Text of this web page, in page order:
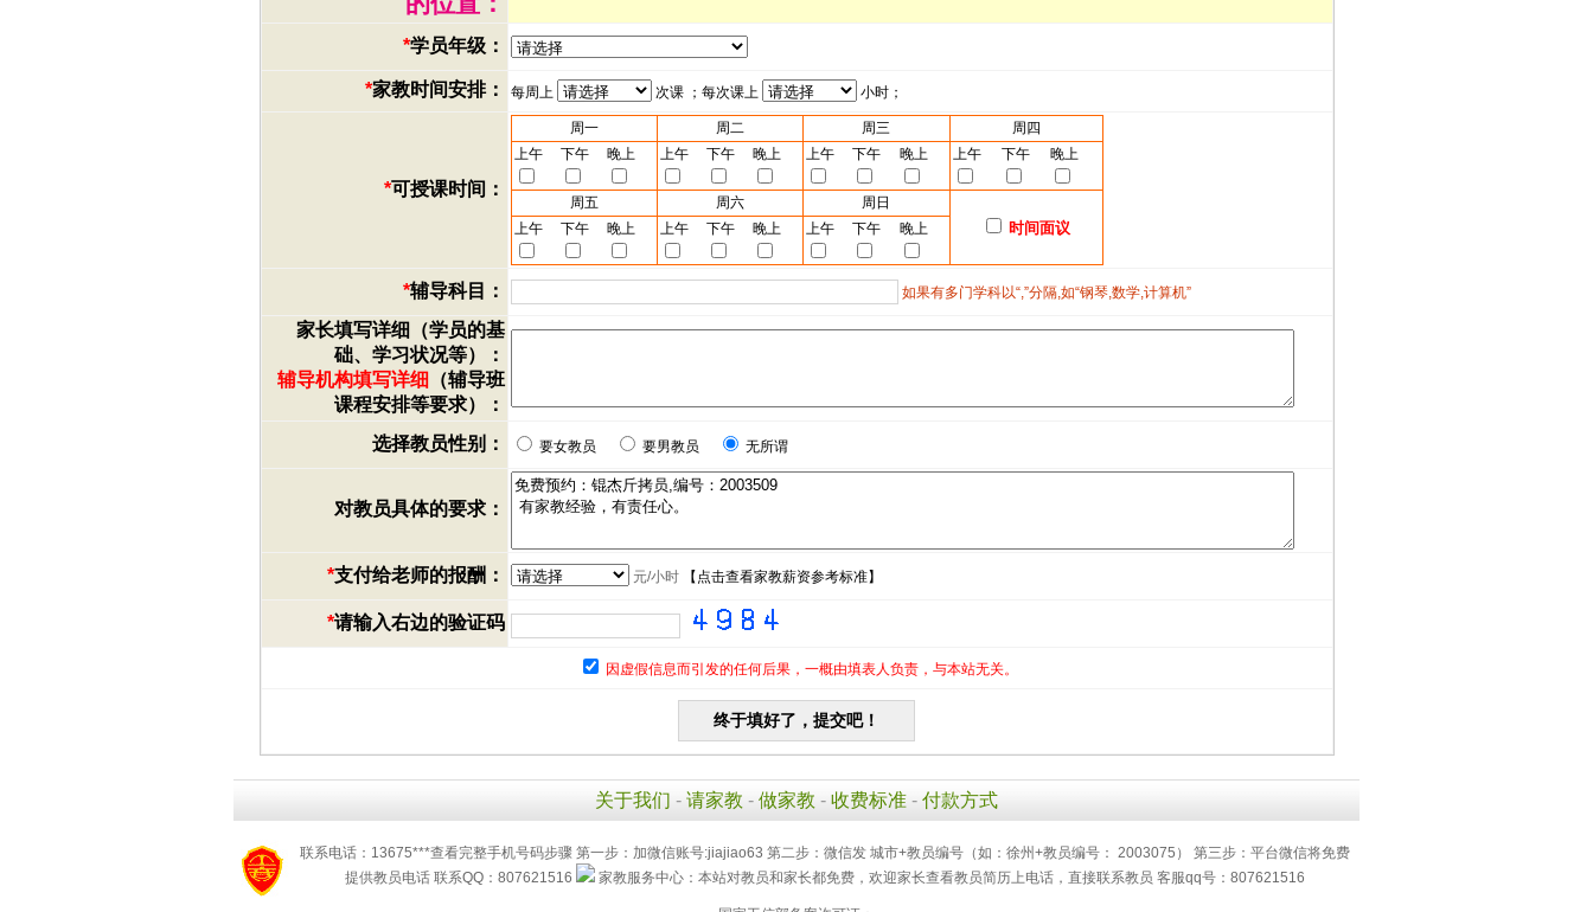
*学员年级：
*家教时间安排： 每周上 次课 ；每次课上 小时；
*可授课时间：
周一 周二 周三
周四
上午
下午 晚上 上午 下午 晚上 上午 下午 晚上 上午 下午 晚上
周五 周六 周日
时间面议
上午 下午 晚上 上午 下午 晚上 上午 下午 晚上
*辅导科目： 如果有多门学科以“,”分隔,如“钢琴,数学,计算机”
家长填写详细（学员的基
础、学习状况等）：
辅导机构填写详细 （辅导班
课程安排等要求）：
选择教员性别：
要女教员 要男教员 无所谓
对教员具体的要求：
*支付给老师的报酬： 元/小时【 点击查看家教薪资参考标准】
*请输入右边的验证码
因虚假信息而引发的任何后果，一概由填表人负责，与本站无关。
关于我们 - 请家教 - 做家教 - 收费标准 - 付款方式
联系电话：13675***查看完整手机号码步骤 第一步：加微信账号:jiajiao63 第二步：微信发 城市+教员编号（如：徐州+教员编号： 2003075） 第三步：平台微信将免费
提供教员电话 联系QQ：807621516
家教服务中心：本站对教员和家长都免费，欢迎家长查看教员简历上电话，直接联系教员 客服qq号：807621516